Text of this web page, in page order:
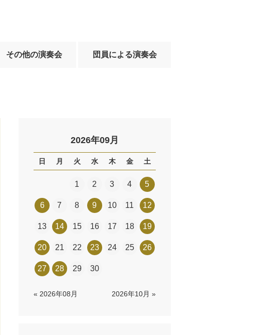
その他の演奏会 団員による演奏会
2026年09月
日 月 火 水 木 金 土
1 2 3 4 5
6 7 8 9 10 11 12
13 14 15 16 17 18 19
20 21 22 23 24 25 26
27 28 29 30
« 2026年08月 2026年10月 »